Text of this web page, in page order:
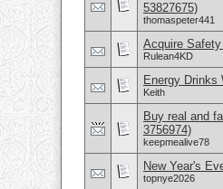
53827675)
thomaspeter441
Acquire
Rulean4KD
Energy Drinks
Keith
Buy real and
3756974)
keepmealive78
New Year's
topnye2026